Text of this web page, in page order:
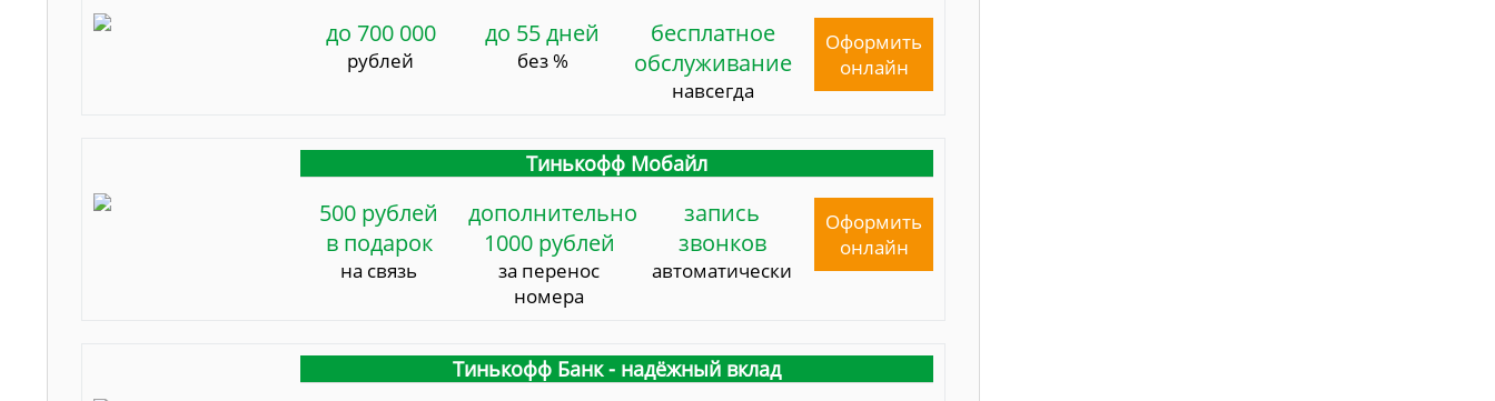
до 700 000
рублей
до 55 дней
без %
бесплатное
обслуживание
навсегда
Оформить
онлайн
Тинькофф Мобайл
500 рублей
в подарок
на связь
дополнительно
1000 рублей
за перенос
номера
запись
звонков
автоматически
Оформить
онлайн
Тинькофф Банк - надёжный вклад